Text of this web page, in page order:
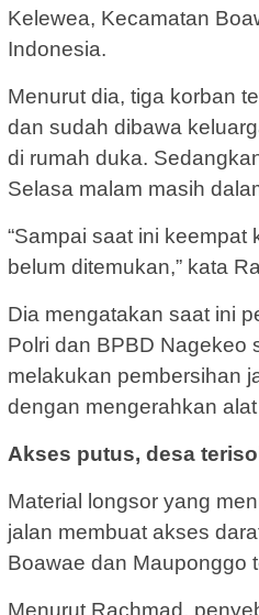
Kelewea, Kecamatan
Indonesia.
Menurut dia, tiga korban
dan sudah dibawa
di rumah duka.
Selasa malam masih
“Sampai saat ini keempat
belum ditemukan,” kata
Dia mengatakan saat ini
Polri dan BPBD Nagekeo
melakukan pembersihan
dengan mengerahkan
Akses putus, desa
Material longsor yang
jalan membuat akses
Boawae dan Mauponggo
Menurut Rachmad,